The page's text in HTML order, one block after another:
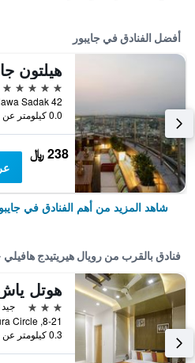
أفضل الفنادق في جايبور
هيلتون
5 نجوم
0.0 كيلومتر عن وسط المدينة
238 ﷼
شاهد المزيد من أهم الفنادق في
فنادق بالقرب من رويال هيريتيدج هافيلي
3 نجوم
جيد 6.8
0.3 كيلومتر عن وسط المدينة